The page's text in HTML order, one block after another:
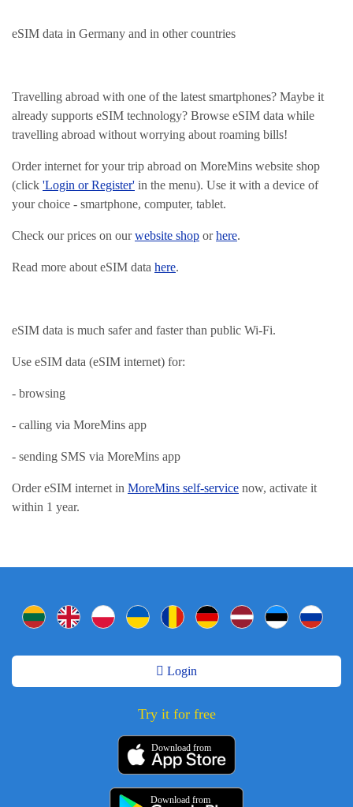
eSIM data in Germany and in other countries
Travelling abroad with one of the latest smartphones? Maybe it
already supports eSIM technology? Browse eSIM data while
travelling abroad without worrying about roaming bills!
Order internet for your trip abroad on MoreMins website shop
(click 'Login or Register' in the menu). Use it with a device of
your choice - smartphone, computer, tablet.
Check our prices on ourwebsite shop orhere.
Read more about eSIM data here.
eSIM data is much safer and faster than public Wi-Fi.
Use eSIM data (eSIM internet) for:
- browsing
- calling via MoreMins app
- sending SMS via MoreMins app
Order eSIM internet in MoreMins self-service now, activate it
within 1 year.
Login
Try it for free
Download from
Download from